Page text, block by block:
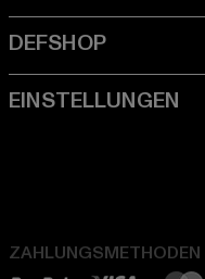
ZAHLUNGSMETHODEN